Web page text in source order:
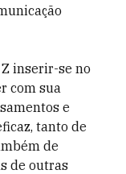
inserir-se no
com sua
e
tanto de
de
de outras